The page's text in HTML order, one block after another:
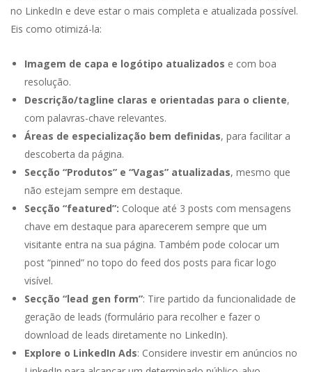
no LinkedIn e deve estar o mais completa e atualizada possível.
Eis como otimizá-la:
Imagem de capa e logótipo atualizados e com boa
resolução.
Descrição/tagline claras e orientadas para o cliente,
com palavras-chave relevantes.
Áreas de especialização bem definidas, para facilitar a
descoberta da página.
Secção “Produtos” e “Vagas” atualizadas, mesmo que
não estejam sempre em destaque.
Secção “featured”: Coloque até 3 posts com mensagens
chave em destaque para aparecerem sempre que um
visitante entra na sua página. Também pode colocar um
post “pinned” no topo do feed dos posts para ficar logo
visível.
Secção “lead gen form”: Tire partido da funcionalidade de
geração de leads (formulário para recolher e fazer o
download de leads diretamente no LinkedIn).
Explore o LinkedIn Ads: Considere investir em anúncios no